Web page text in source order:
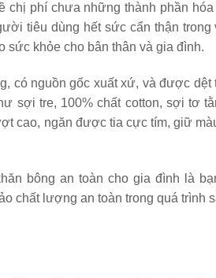
chị phí chưa những thành phần
tiêu dùng hết sức cẩn thận trong
sức khỏe cho bân thân và gia đình.
có nguồn gốc xuất xứ, và được
sợi tre, 100% chất cotton, sợi tơ
cao, ngăn được tia cực tím, giữ
bông an toàn cho gia đình là
chất lượng an toàn trong quá trình